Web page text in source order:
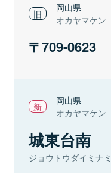
岡山県
オカヤマケン
709-0623
岡山県
オカヤマケン
城東台南
ジョウトウダイミナミ